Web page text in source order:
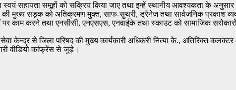
सहायता समूहों को सक्रिय किया जाए तथा इन्हें स्थानीय आवश्यकता के अनुसार
मुख्य सड़क को अतिक्रमण मुक्त, साफ-सुथरी, ड्रेनेज तथा सार्वजनिक प्रकाश
काम करने तथा एनसीसी, एनएसएस, एनवाईके तथा स्काउट को सामाजिक
सेवा केन्द्र से जिला परिषद की मुख्य कार्यकारी अधिकरी नित्या के., अतिरिक्त
वीडियो कांफ्रेंस से जुड़े।